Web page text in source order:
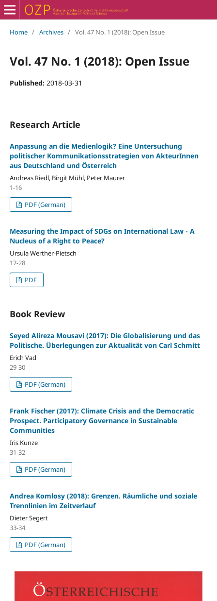
Home / Archives / Vol. 47 No. 1 (2018): Open Issue
Vol. 47 No. 1 (2018): Open Issue
Published: 2018-03-31
Research Article
Anpassung an die Medienlogik? Eine Untersuchung
politischer Kommunikationsstrategien von AkteurInnen
aus Deutschland und Österreich
Andreas Riedl, Birgit Mühl, Peter Maurer
1-16
PDF (German)
Measuring the Impact of SDGs on International Law - A
Nucleus of a Right to Peace?
Ursula Werther-Pietsch
17-28
PDF
Book Review
Seyed Alireza Mousavi (2017): Die Globalisierung und das
Politische. Überlegungen zur Aktualität von Carl Schmitt
Erich Vad
29-30
PDF (German)
Frank Fischer (2017): Climate Crisis and the Democratic
Prospect. Participatory Governance in Sustainable
Communities
Iris Kunze
31-32
PDF (German)
Andrea Komlosy (2018): Grenzen. Räumliche und soziale
Trennlinien im Zeitverlauf
Dieter Segert
33-34
PDF (German)